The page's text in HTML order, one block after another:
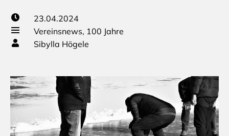
23.04.2024
Vereinsnews, 100 Jahre
Sibylla Högele